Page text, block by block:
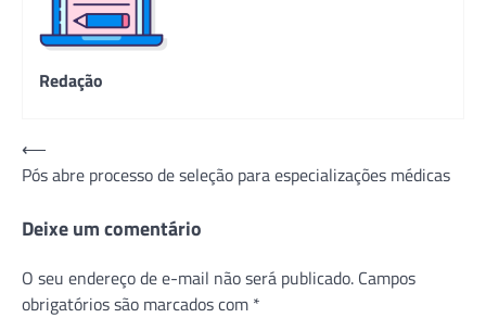
Redação
Navegação
de
Post
⟵
Pós abre processo de seleção para especializações médicas
Deixe um comentário
O seu endereço de e-mail não será publicado. Campos
obrigatórios são marcados com *